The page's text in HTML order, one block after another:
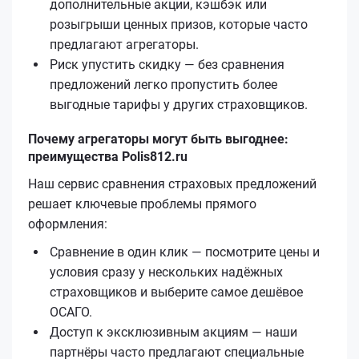
дополнительные акции, кэшбэк или
розыгрыши ценных призов, которые часто
предлагают агрегаторы.
Риск упустить скидку — без сравнения
предложений легко пропустить более
выгодные тарифы у других страховщиков.
Почему агрегаторы могут быть выгоднее:
преимущества Polis812.ru
Наш сервис сравнения страховых предложений
решает ключевые проблемы прямого
оформления:
Сравнение в один клик — посмотрите цены и
условия сразу у нескольких надёжных
страховщиков и выберите самое дешёвое
ОСАГО.
Доступ к эксклюзивным акциям — наши
партнёры часто предлагают специальные